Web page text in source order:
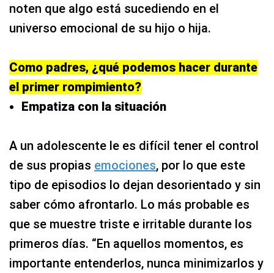
noten que algo está sucediendo en el
universo emocional de su hijo o hija.
Como padres, ¿qué podemos hacer durante
el primer rompimiento?
Empatiza con la situación
A un adolescente le es difícil tener el control
de sus propias emociones, por lo que este
tipo de episodios lo dejan desorientado y sin
saber cómo afrontarlo. Lo más probable es
que se muestre triste e irritable durante los
primeros días. “En aquellos momentos, es
importante entenderlos, nunca minimizarlos y